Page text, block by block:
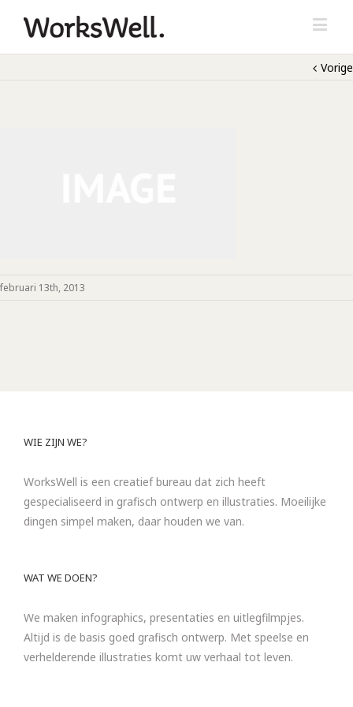
Vorige
februari 13th, 2013
WIE ZIJN WE?
WorksWell is een creatief bureau dat zich heeft
gespecialiseerd in grafisch ontwerp en illustraties. Moeilijke
dingen simpel maken, daar houden we van.
WAT WE DOEN?
We maken infographics, presentaties en uitlegfilmpjes.
Altijd is de basis goed grafisch ontwerp. Met speelse en
verhelderende illustraties komt uw verhaal tot leven.